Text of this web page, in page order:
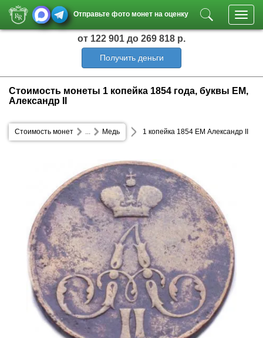
Отправьте фото монет на оценку
от 122 901 до 269 818 р.
Получить деньги
Стоимость монеты 1 копейка 1854 года, буквы ЕМ,
Александр II
Стоимость монет Медь
... 1 копейка 1854 ЕМ Александр II